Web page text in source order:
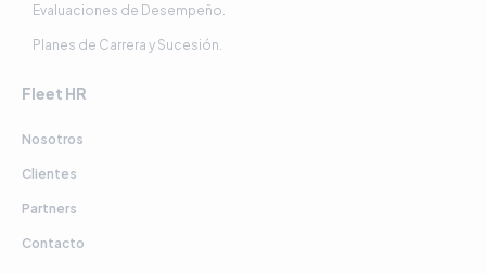
Evaluaciones de Desempeño.
Planes de Carrera y Sucesión.
Fleet HR
Nosotros
Clientes
Partners
Contacto